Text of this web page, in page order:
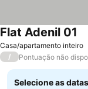
Casa/apartamento inteiro
Flat Adenil 01
/ Pontuação não
Selecione as